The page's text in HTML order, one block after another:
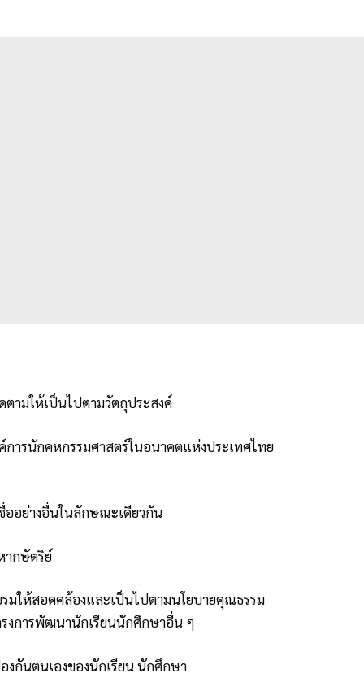
ามให้เป็นไปตามวัตถุประสงค์
รนักคหกรรมศาสตร์ในอนาคตแห่งประเทศไทย
ออย่างอื่นในลักษณะเดียวกัน
ากษัตริย์
มให้สอดคล้องและเป็นไปตามนโยบายคุณธรรม
งการพัฒนานักเรียนนักศึกษาอื่น ๆ
กันตนเองของนักเรียน นักศึกษา